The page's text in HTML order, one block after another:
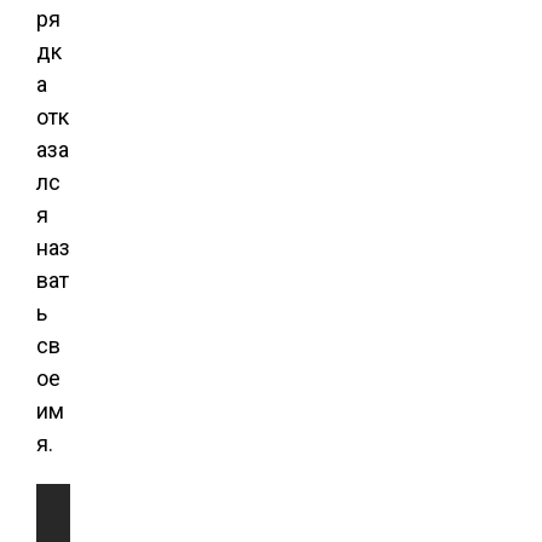
ря
дк
а
отк
аза
лс
я
наз
ват
ь
св
ое
им
я.